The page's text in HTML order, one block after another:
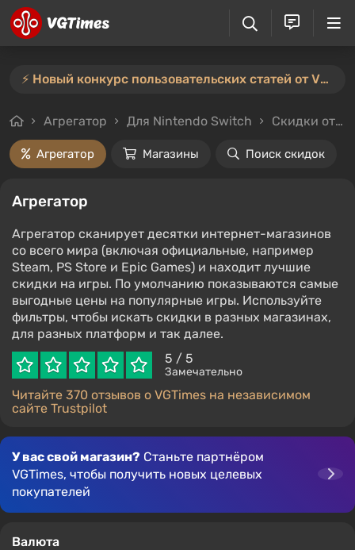
⚡️ Новый конкурс пользовательских статей от VGTimes — участвуйте тут ⚡️
Агрегатор Для Nintendo Switch Скидки от 90%
Агрегатор Магазины Поиск скидок
Агрегатор
Агрегатор сканирует десятки интернет-магазинов
со всего мира (включая официальные, например
Steam, PS Store и Epic Games) и находит лучшие
скидки на игры. По умолчанию показываются самые
выгодные цены на популярные игры. Используйте
фильтры, чтобы искать скидки в разных магазинах,
для разных платформ и так далее.
5 / 5
Замечательно
Читайте 370 отзывов о VGTimes на независимом
сайте Trustpilot
У вас свой магазин? Станьте партнёром
VGTimes, чтобы получить новых целевых
покупателей
Валюта